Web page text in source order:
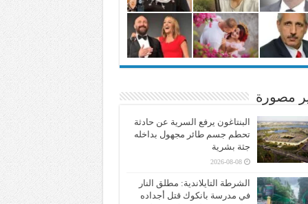
مصورة
البنتاغون يرفع السرية عن حادثة
تحطم جسم طائر مجهول بداخله
جثة بشرية
2026-08-08
الشرطة التايلاندية: مطلق النار
في مدرسة بانكوك قتل أجداده